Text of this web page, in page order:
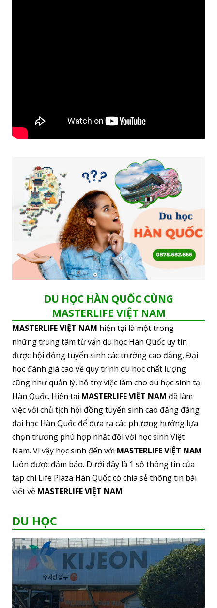
DU HỌC HÀN QUỐC CÙNG
MASTERLIFE VIỆT NAM
MASTERLIFE VIỆT NAM hiện tại là một trong
những trung tâm từ vấn du học Hàn Quốc uy tin
được hội đồng tuyển sinh các trường cao đẳng, Đại
học đánh giá cao về quy trình du học chất lượng
cũng như quản lý, hỗ trợ việc làm cho du học sinh tại
Hàn Quốc. Hiện tại MASTERLIFE VIỆT NAM đã làm
việc với chủ tịch hội đồng tuyển sinh cao đăng đăng
đại học Hàn Quốc để đưa ra các phương hướng lựa
chọn trường phù hợp nhất đối với học sinh Việt
Nam. Vì vậy học sinh đến với MASTERLIFE VIỆT NAM
luôn được đảm bảo. Dưới đây là 1 số thông tin của
tạp chí Life Plaza Hàn Quốc có chia sẻ thông tin bài
viết về MASTERLIFE VIỆT NAM
DU HỌC